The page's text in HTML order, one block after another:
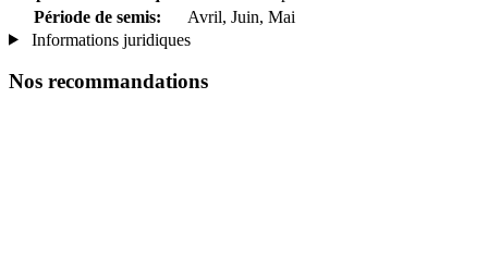
Période de semis:
Avril, Juin, Mai
Informations juridiques
Nos recommandations